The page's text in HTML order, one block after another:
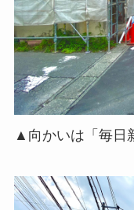
▲向かいは「毎日